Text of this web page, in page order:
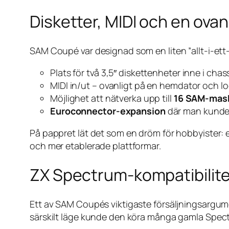
Disketter, MIDI och en
SAM Coupé var designad som en liten ”allt-i-
Plats för två 3,5″ diskettenheter inne i
MIDI in/ut – ovanligt på en hem­dator och
Möjlighet att nätverka upp till 16 SAM-
Euroconnector-expansiondär man
På pappret lät det som en dröm för hobbyister:
och mer etablerade plattformar.
ZX Spectrum-
Ett av SAM Coupés viktigaste
särskilt läge kunde den köra många gamla